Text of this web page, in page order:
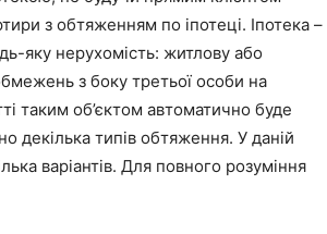
з обтяженням по іпотеці. Іпотека –
яку нерухомість: житлову або
з боку третьої особи на
таким об’єктом автоматично буде
декілька типів обтяження. У даній
варіантів. Для повного розуміння